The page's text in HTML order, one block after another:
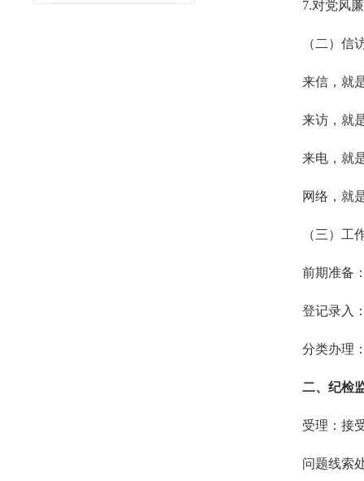
7.对党风
（二）信
来信，就
来访，就
来电，就
网络，就
（三）工
前期准备
登记录入
分类办理
二、纪检
受理：接
问题线索